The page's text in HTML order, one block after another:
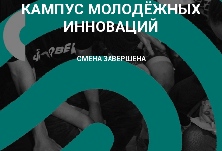
КАМПУС МОЛОДЁЖНЫХ
ИННОВАЦИЙ
СМЕНА ЗАВЕРШЕНА